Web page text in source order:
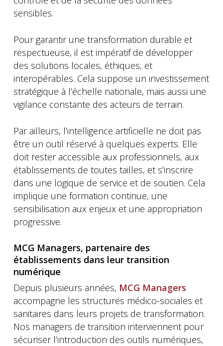
sensibles.
Pour garantir une transformation durable et
respectueuse, il est impératif de développer
des solutions locales, éthiques, et
interopérables. Cela suppose un investissement
stratégique à l’échelle nationale, mais aussi une
vigilance constante des acteurs de terrain.
Par ailleurs, l’intelligence artificielle ne doit pas
être un outil réservé à quelques experts. Elle
doit rester accessible aux professionnels, aux
établissements de toutes tailles, et s’inscrire
dans une logique de service et de soutien. Cela
implique une formation continue, une
sensibilisation aux enjeux et une appropriation
progressive.
MCG Managers, partenaire des
établissements dans leur transition
numérique
Depuis plusieurs années, MCG Managers
accompagne les structures médico-sociales et
sanitaires dans leurs projets de transformation.
Nos managers de transition interviennent pour
sécuriser l’introduction des outils numériques,